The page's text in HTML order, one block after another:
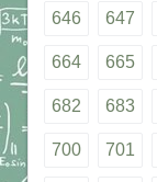
646 647
664 665
682 683
700 701